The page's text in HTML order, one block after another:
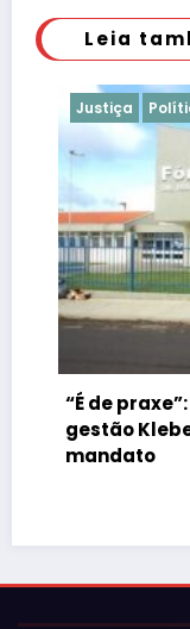
Leia
Justiça Política
“É de
gestão Kleber
mandato